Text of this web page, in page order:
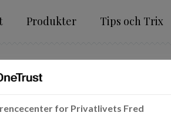
Produkter Tips och Trix
for Privatlivets Fred